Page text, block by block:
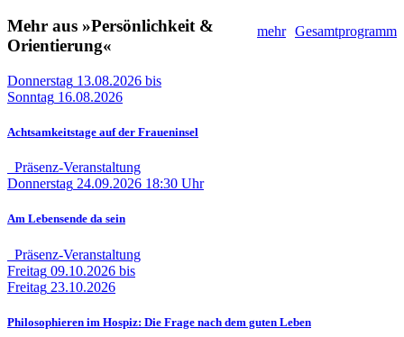
Gesamtprogramm
mehr
Mehr aus »Persönlichkeit &
Orientierung«
Donnerstag 13.08.2026 bis
Sonntag 16.08.2026
Achtsamkeitstage auf der Fraueninsel
Präsenz-Veranstaltung
Donnerstag 24.09.2026 18:30 Uhr
Am Lebensende da sein
Präsenz-Veranstaltung
Freitag 09.10.2026 bis
Freitag 23.10.2026
Philosophieren im Hospiz: Die Frage nach dem guten Leben